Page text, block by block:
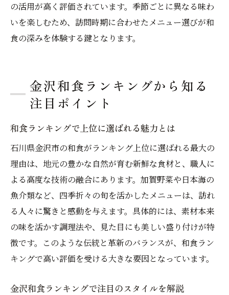
の活用が高く評価されています。季節ごとに異なる味わ
いを楽しむため、訪問時期に合わせたメニュー選びが和
食の深みを体験する鍵となります。
金沢和食ランキングから知る
注目ポイント
和食ランキングで上位に選ばれる魅力とは
石川県金沢市の和食がランキング上位に選ばれる最大の
理由は、地元の豊かな自然が育む新鮮な食材と、職人に
よる高度な技術の融合にあります。加賀野菜や日本海の
魚介類など、四季折々の旬を活かしたメニューは、訪れ
る人々に驚きと感動を与えます。具体的には、素材本来
の味を活かす調理法や、見た目にも美しい盛り付けが特
徴です。このような伝統と革新のバランスが、和食ラン
キングで高い評価を受ける大きな要因となっています。
金沢和食ランキングで注目のスタイルを解説